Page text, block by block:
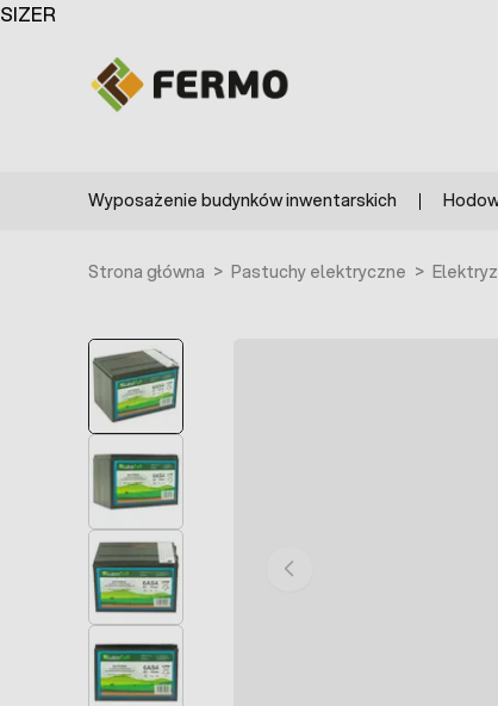
Przejdź do treści
Wyposażenie budynków inwentarskich
Strona główna > Pastuchy elektryczne >
SIZER